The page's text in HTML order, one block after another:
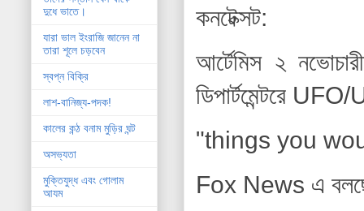
কনটেক্সট:
আর্টেমিস ২
ডিপার্টমেন্টরে
"things you
Fox News এ
দুধে ভাতে।
যারা ভাল ইংরাজি জানেন না
তারা শূলে চড়বেন
স্বপ্ন বিক্রি
লাশ-বানিজ্য-পদক!
কালের কন্ঠ বনাম মুড়ির ঘন্ট
অসভ্যতা
মুক্তিযুদ্ধ এবং গোলাম
আযম